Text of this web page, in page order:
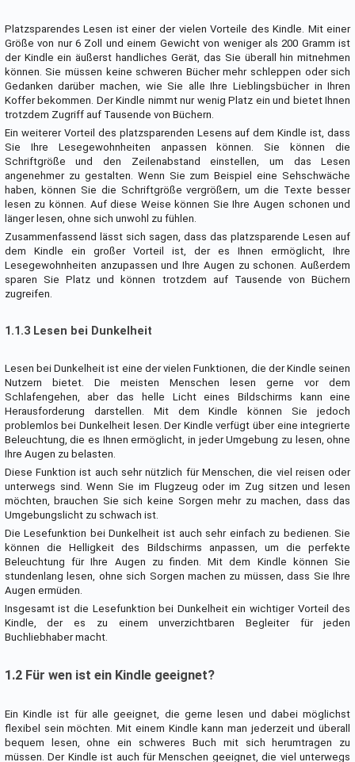
Platzsparendes Lesen ist einer der vielen Vorteile des Kindle. Mit einer
Größe von nur 6 Zoll und einem Gewicht von weniger als 200 Gramm ist
der Kindle ein äußerst handliches Gerät, das Sie überall hin mitnehmen
können. Sie müssen keine schweren Bücher mehr schleppen oder sich
Gedanken darüber machen, wie Sie alle Ihre Lieblingsbücher in Ihren
Koffer bekommen. Der Kindle nimmt nur wenig Platz ein und bietet Ihnen
trotzdem Zugriff auf Tausende von Büchern.
Ein weiterer Vorteil des platzsparenden Lesens auf dem Kindle ist, dass
Sie Ihre Lesegewohnheiten anpassen können. Sie können die
Schriftgröße und den Zeilenabstand einstellen, um das Lesen
angenehmer zu gestalten. Wenn Sie zum Beispiel eine Sehschwäche
haben, können Sie die Schriftgröße vergrößern, um die Texte besser
lesen zu können. Auf diese Weise können Sie Ihre Augen schonen und
länger lesen, ohne sich unwohl zu fühlen.
Zusammenfassend lässt sich sagen, dass das platzsparende Lesen auf
dem Kindle ein großer Vorteil ist, der es Ihnen ermöglicht, Ihre
Lesegewohnheiten anzupassen und Ihre Augen zu schonen. Außerdem
sparen Sie Platz und können trotzdem auf Tausende von Büchern
zugreifen.
1.1.3 Lesen bei Dunkelheit
Lesen bei Dunkelheit ist eine der vielen Funktionen, die der Kindle seinen
Nutzern bietet. Die meisten Menschen lesen gerne vor dem
Schlafengehen, aber das helle Licht eines Bildschirms kann eine
Herausforderung darstellen. Mit dem Kindle können Sie jedoch
problemlos bei Dunkelheit lesen. Der Kindle verfügt über eine integrierte
Beleuchtung, die es Ihnen ermöglicht, in jeder Umgebung zu lesen, ohne
Ihre Augen zu belasten.
Diese Funktion ist auch sehr nützlich für Menschen, die viel reisen oder
unterwegs sind. Wenn Sie im Flugzeug oder im Zug sitzen und lesen
möchten, brauchen Sie sich keine Sorgen mehr zu machen, dass das
Umgebungslicht zu schwach ist.
Die Lesefunktion bei Dunkelheit ist auch sehr einfach zu bedienen. Sie
können die Helligkeit des Bildschirms anpassen, um die perfekte
Beleuchtung für Ihre Augen zu finden. Mit dem Kindle können Sie
stundenlang lesen, ohne sich Sorgen machen zu müssen, dass Sie Ihre
Augen ermüden.
Insgesamt ist die Lesefunktion bei Dunkelheit ein wichtiger Vorteil des
Kindle, der es zu einem unverzichtbaren Begleiter für jeden
Buchliebhaber macht.
1.2 Für wen ist ein Kindle geeignet?
Ein Kindle ist für alle geeignet, die gerne lesen und dabei möglichst
flexibel sein möchten. Mit einem Kindle kann man jederzeit und überall
bequem lesen, ohne ein schweres Buch mit sich herumtragen zu
müssen. Der Kindle ist auch für Menschen geeignet, die viel unterwegs